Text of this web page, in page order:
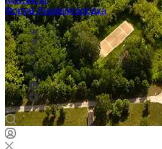
Форум Академгородка